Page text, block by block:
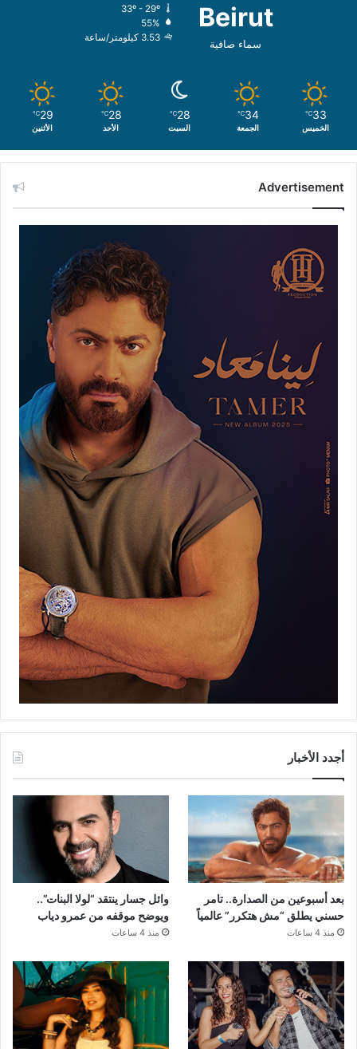
Beirut
سماء صافية
33º - 29º
55%
3.53 كيلومتر/ساعة
33
℃
الخميس
34
℃
الجمعة
28
℃
السبت
28
℃
الأحد
29
℃
الأثنين
Advertisement
أجدد الأخبار
بعد أسبوعين من الصدارة.. تامر
حسني يطلق “مش هتكرر” عالمياً
منذ 4 ساعات
وائل جسار ينتقد “لولا البنات”..
ويوضح موقفه من عمرو دياب
منذ 4 ساعات